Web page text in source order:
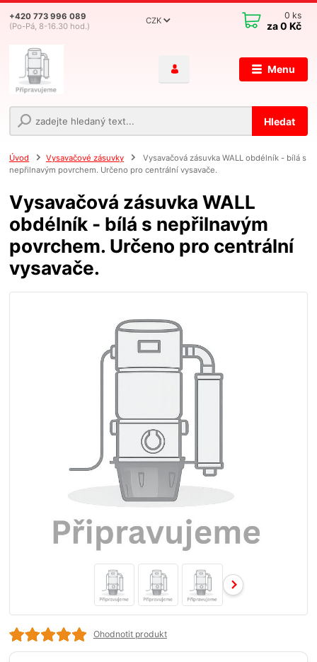
Menu
CZK
Hledat
+420 773 996 089
(Po-Pá, 8-16.30 hod.)
0 ks
za0 Kč
Úvod Vysavačové zásuvky
Vysavačová zásuvka WALL obdélník - bílá s
nepřilnavým povrchem. Určeno pro centrální vysavače.
Vysavačová zásuvka WALL
obdélník - bílá s nepřilnavým
povrchem. Určeno pro centrální
vysavače.
Ohodnotit produkt